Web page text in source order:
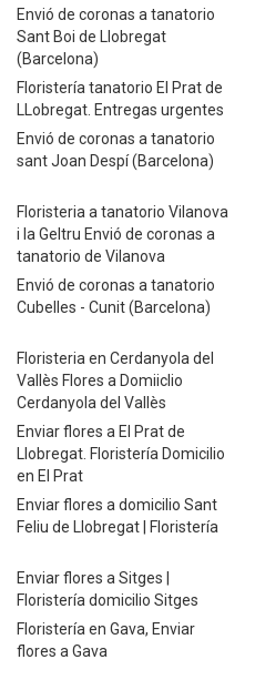
Envió de coronas a tanatorio
Sant Boi de Llobregat
(Barcelona)
Floristería tanatorio El Prat de
LLobregat. Entregas urgentes
Envió de coronas a tanatorio
sant Joan Despí (Barcelona)
Floristeria a tanatorio Vilanova
i la Geltru Envió de coronas a
tanatorio de Vilanova
Envió de coronas a tanatorio
Cubelles - Cunit (Barcelona)
Floristeria en Cerdanyola del
Vallès Flores a Domiiclio
Cerdanyola del Vallès
Enviar flores a El Prat de
Llobregat. Floristería Domicilio
en El Prat
Enviar flores a domicilio Sant
Feliu de Llobregat | Floristería
Enviar flores a Sitges |
Floristería domicilio Sitges
Floristería en Gava, Enviar
flores a Gava